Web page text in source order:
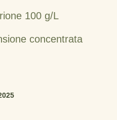
100 g/L
concentrata